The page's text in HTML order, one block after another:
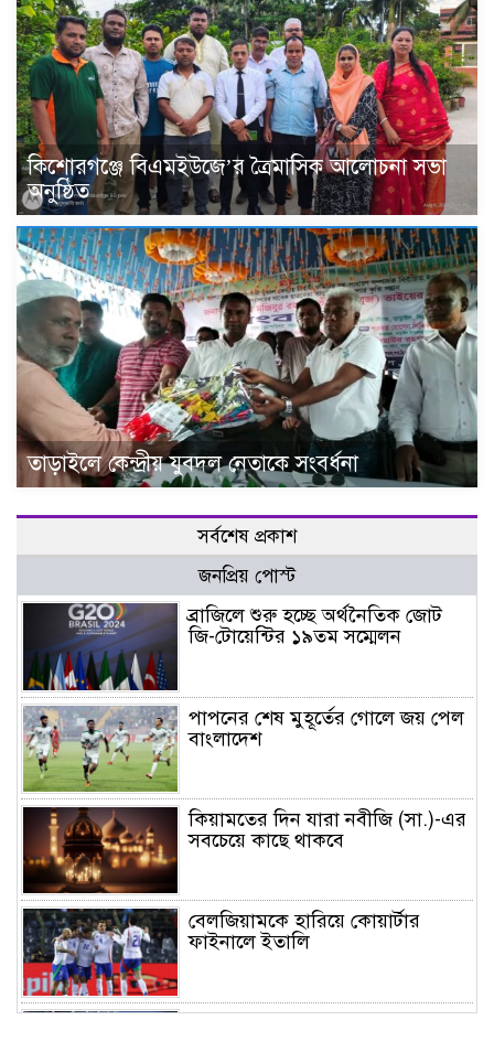
কিশোরগঞ্জে বিএমইউজে’র ত্রৈমাসিক আলোচনা সভা
অনুষ্ঠিত
তাড়াইলে কেন্দ্রীয় যুবদল নেতাকে সংবর্ধনা
সর্বশেষ প্রকাশ
জনপ্রিয় পোস্ট
ব্রাজিলে শুরু হচ্ছে অর্থনৈতিক জোট
জি-টোয়েন্টির ১৯তম সম্মেলন
পাপনের শেষ মুহূর্তের গোলে জয় পেল
বাংলাদেশ
কিয়ামতের দিন যারা নবীজি (সা.)-এর
সবচেয়ে কাছে থাকবে
বেলজিয়ামকে হারিয়ে কোয়ার্টার
ফাইনালে ইতালি